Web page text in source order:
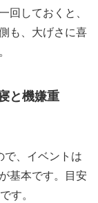
回しておくと、
も、大げさに喜
と機嫌重
で、イベントは
基本です。目安
す。